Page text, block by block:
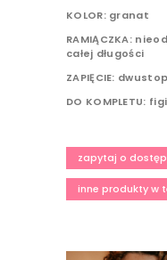
KOLOR: granat
RAMIĄCZKA:
całej długości
ZAPIĘCIE:
DO KOMPLETU:
zapytaj o
inne produkty w